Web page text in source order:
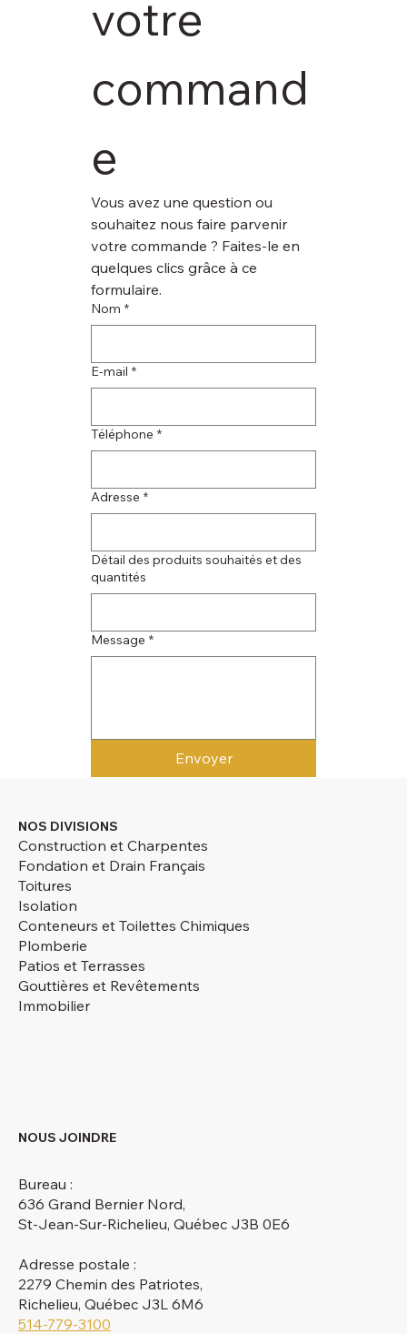
votre
command
e
Vous avez une question ou
souhaitez nous faire parvenir
votre commande ? Faites-le en
quelques clics grâce à ce
formulaire.
Nom *
E‑mail *
Téléphone *
Adresse *
Détail des produits souhaités et des
quantités
Message *
Envoyer
NOS DIVISIONS
Construction et Charpentes
Fondation et Drain Français
Toitures
Isolation
Conteneurs et Toilettes Chimiques
Plomberie
Patios et Terrasses
Gouttières et Revêtements
Immobilier
NOUS JOINDRE
Bureau :
636 Grand Bernier Nord,
St-Jean-Sur-Richelieu, Québec J3B 0E6
Adresse postale :
2279 Chemin des Patriotes,
Richelieu, Québec J3L 6M6
514-779-3100